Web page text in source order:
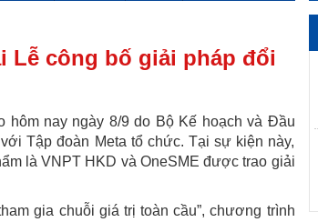
Lễ công bố giải pháp đổi
hôm nay ngày 8/9 do Bộ Kế hoạch và Đầu
Tập đoàn Meta tổ chức. Tại sự kiện này,
là VNPT HKD và OneSME được trao giải
gia chuỗi giá trị toàn cầu”, chương trình